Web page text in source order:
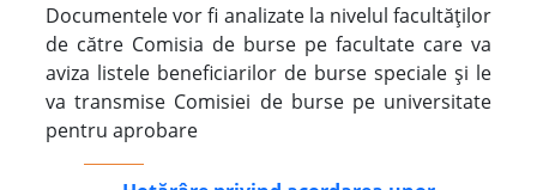
Documentele vor fi analizate la nivelul facultăților
de către Comisia de burse pe facultate care va
aviza listele beneficiarilor de burse speciale și le
va transmise Comisiei de burse pe universitate
pentru aprobare